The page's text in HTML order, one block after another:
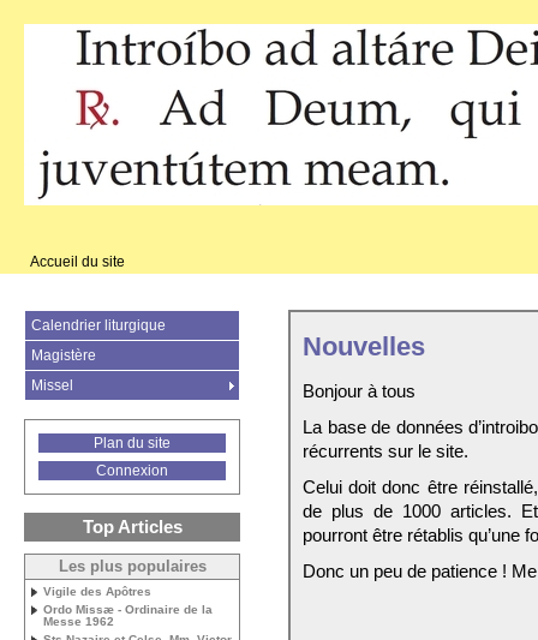
Accueil du site
Nouvelles
Bonjour à tous
La base de données
récurrents sur le site.
Celui doit donc être
de plus de 1000 articles.
pourront être rétablis qu’une
Donc un peu de patience !
Calendrier liturgique
Magistère
Missel
Plan du site
Connexion
Top Articles
Les plus populaires
Vigile des Apôtres
Ordo Missæ - Ordinaire de la
Messe 1962